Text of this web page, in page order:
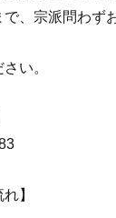
、宗派問わず
い。
】